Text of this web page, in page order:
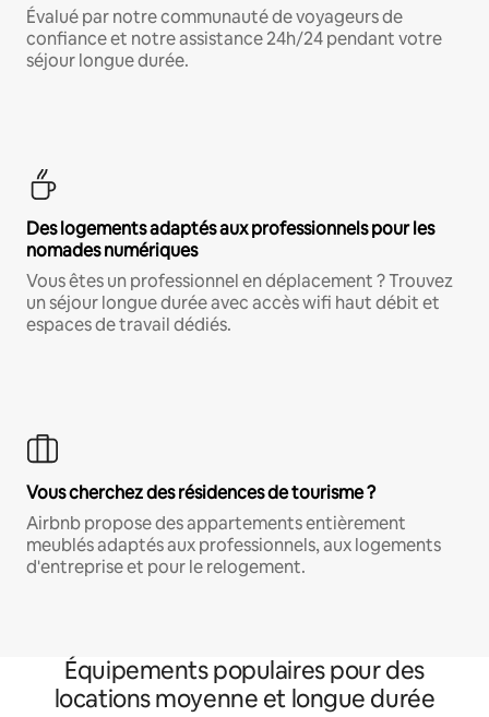
Évalué par notre communauté de voyageurs de
confiance et notre assistance 24h/24 pendant votre
séjour longue durée.
Des logements adaptés aux professionnels pour les
nomades numériques
Vous êtes un professionnel en déplacement ? Trouvez
un séjour longue durée avec accès wifi haut débit et
espaces de travail dédiés.
Vous cherchez des résidences de tourisme ?
Airbnb propose des appartements entièrement
meublés adaptés aux professionnels, aux logements
d'entreprise et pour le relogement.
Équipements populaires pour des
locations moyenne et longue durée